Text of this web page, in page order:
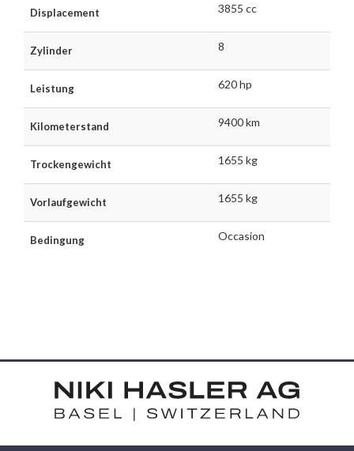
Displacement 3855 cc
Zylinder 8
Leistung 620 hp
Kilometerstand 9400 km
Trockengewicht 1655 kg
Vorlaufgewicht 1655 kg
Bedingung Occasion